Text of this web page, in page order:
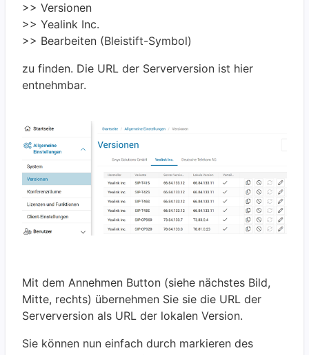
>> Versionen
>> Yealink Inc.
>> Bearbeiten (Bleistift-Symbol)
zu finden. Die URL der Serverversion ist hier
entnehmbar.
Mit dem Annehmen Button (siehe nächstes Bild,
Mitte, rechts) übernehmen Sie sie die URL der
Serverversion als URL der lokalen Version.
Sie können nun einfach durch markieren des